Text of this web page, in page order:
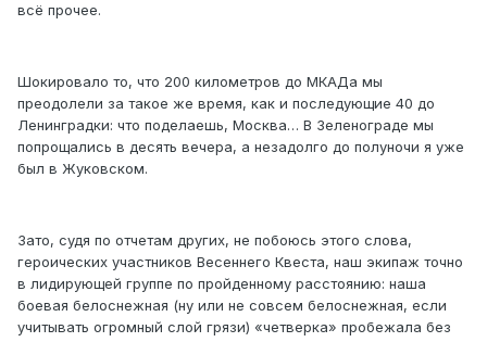
всё прочее.
Шокировало то, что 200 километров до МКАДа мы
преодолели за такое же время, как и последующие 40 до
Ленинградки: что поделаешь, Москва… В Зеленограде мы
попрощались в десять вечера, а незадолго до полуночи я уже
был в Жуковском.
Зато, судя по отчетам других, не побоюсь этого слова,
героических участников Весеннего Квеста, наш экипаж точно
в лидирующей группе по пройденному расстоянию: наша
боевая белоснежная (ну или не совсем белоснежная, если
учитывать огромный слой грязи) «четверка» пробежала без